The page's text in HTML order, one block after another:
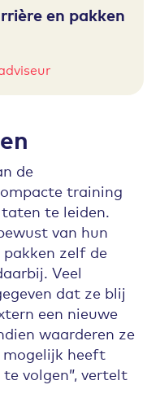
en pakken
de
training
te leiden.
van hun
zelf de
Veel
dat ze blij
een nieuwe
waarderen ze
heeft
volgen”, vertelt